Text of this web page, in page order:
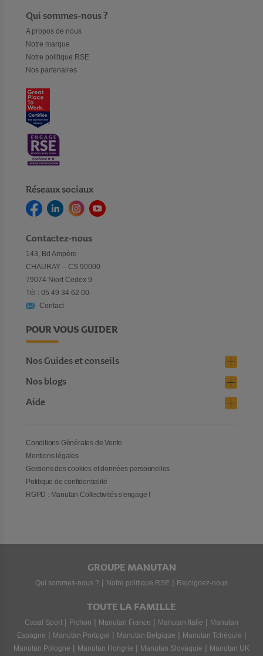
Qui sommes-nous ?
A propos de nous
Notre marque
Notre politique RSE
Nos partenaires
Réseaux sociaux
Contactez-nous
143, Bd Ampère
CHAURAY – CS 90000
79074 Niort Cedex 9
Tél : 05 49 34 62 00
Contact
POUR VOUS GUIDER
Nos Guides et conseils
Nos blogs
Aide
Conditions Générales de Vente
Mentions légales
Gestions des cookies et données personnelles
Politique de confidentialité
RGPD : Manutan Collectivités s'engage !
GROUPE MANUTAN
Qui sommes-nous ? | Notre politique RSE | Rejoignez-nous
TOUTE LA FAMILLE
Casal Sport | Pichon | Manutan France | Manutan Italie | Manutan
Espagne | Manutan Portugal | Manutan Belgique | Manutan Tchéquie |
Manutan Pologne | Manutan Hongrie | Manutan Slovaquie | Manutan UK